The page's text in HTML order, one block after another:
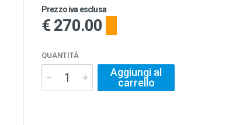
Prezzo iva esclusa
€ 270.00
QUANTITÀ
Aggiungi al
carrello